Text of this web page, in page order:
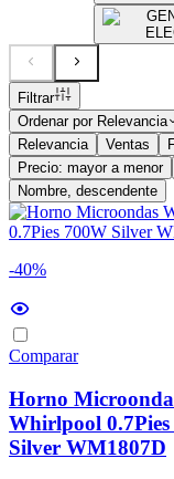
Filtrar
Ordenar por Relevancia
Relevancia
Ventas
Precio: mayor a menor
Nombre, descendente
-40%
Comparar
Horno
Whirlpool
Silver WM1807D